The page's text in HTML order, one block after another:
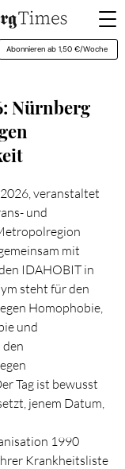
Abonnieren ab 1,50 €/Woche
Nürnberg
veranstaltet
und
mit
IDAHOBIT in
steht für den
Homophobie,
und
Tag ist bewusst
jenem Datum,
1990
Krankheitsliste